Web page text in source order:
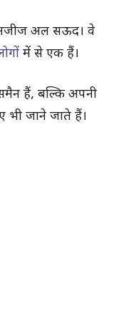
अजीज अल सऊद। वे
में से एक हैं।
हैं, बल्कि अपनी
भी जाने जाते हैं।